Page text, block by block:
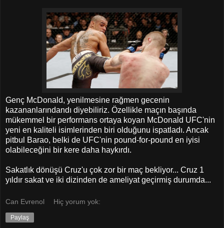
Genç McDonald, yenilmesine rağmen gecenin
kazananlarındandı diyebiliriz. Özellikle maçın başında
mükemmel bir performans ortaya koyan McDonald UFC'nin
yeni en kaliteli isimlerinden biri olduğunu ispatladı. Ancak
pitbul Barao, belki de UFC'nin pound-for-pound en iyisi
olabileceğini bir kere daha haykırdı.
Sakatlık dönüşü Cruz'u çok zor bir maç bekliyor... Cruz 1
yıldır sakat ve iki dizinden de ameliyat geçirmiş durumda...
Can Evrenol Hiç yorum yok:
Paylaş